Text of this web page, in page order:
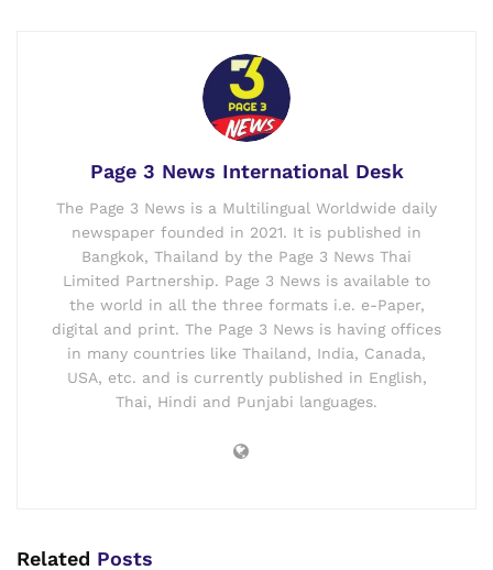
Page 3 News International Desk
The Page 3 News is a Multilingual Worldwide daily
newspaper founded in 2021. It is published in
Bangkok, Thailand by the Page 3 News Thai
Limited Partnership. Page 3 News is available to
the world in all the three formats i.e. e-Paper,
digital and print. The Page 3 News is having offices
in many countries like Thailand, India, Canada,
USA, etc. and is currently published in English,
Thai, Hindi and Punjabi languages.
Related Posts